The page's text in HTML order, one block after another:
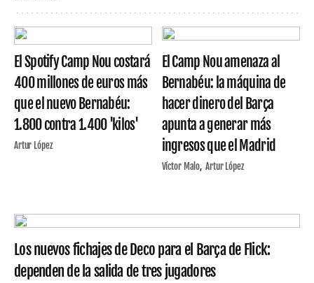
El Spotify Camp Nou costará
400 millones de euros más
que el nuevo Bernabéu:
1.800 contra 1.400 'kilos'
Artur López
El Camp Nou amenaza al
Bernabéu: la máquina de
hacer dinero del Barça
apunta a generar más
ingresos que el Madrid
Víctor Malo Artur López
Los nuevos fichajes de Deco para el Barça de Flick:
dependen de la salida de tres jugadores